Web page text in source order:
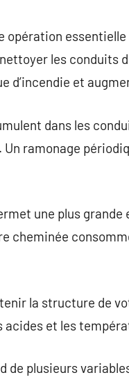
opération
les
d’incendie et
dans les
ramonage
une plus
cheminée
la structure de
et les
de plusieurs